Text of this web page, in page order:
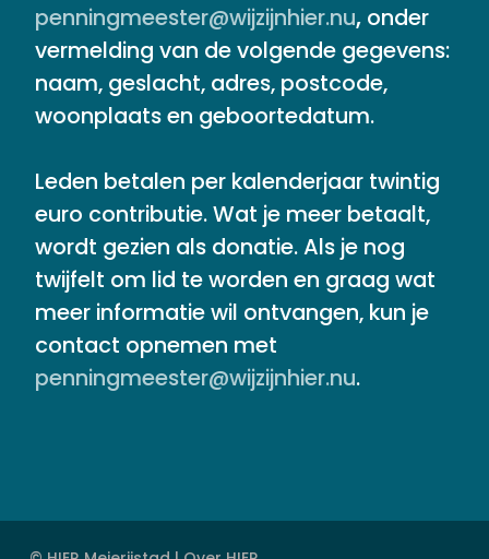
penningmeester@wijzijnhier.nu,onder
vermelding van de volgende gegevens:
naam, geslacht, adres, postcode,
woonplaats en geboortedatum.
Leden betalen per kalenderjaar twintig
euro contributie. Wat je meer betaalt,
wordt gezien als donatie. Als je nog
twijfelt om lid te worden en graag wat
meer informatie wil ontvangen, kun je
contact opnemen met
penningmeester@wijzijnhier.nu.